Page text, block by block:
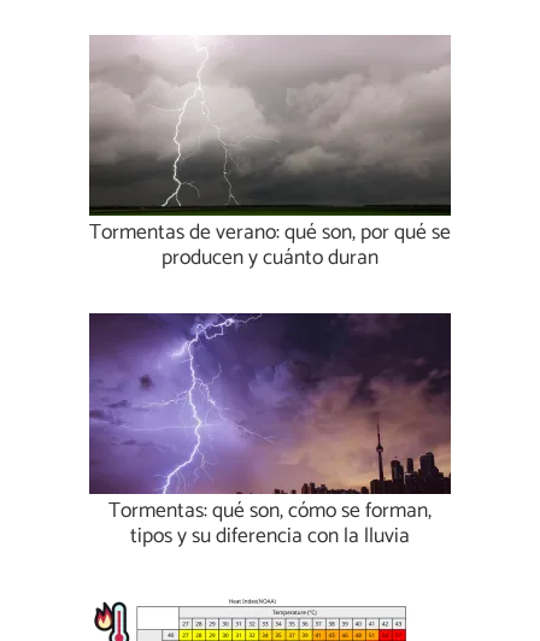
Tormentas de verano: qué son, por qué se
producen y cuánto duran
Tormentas: qué son, cómo se forman,
tipos y su diferencia con la lluvia